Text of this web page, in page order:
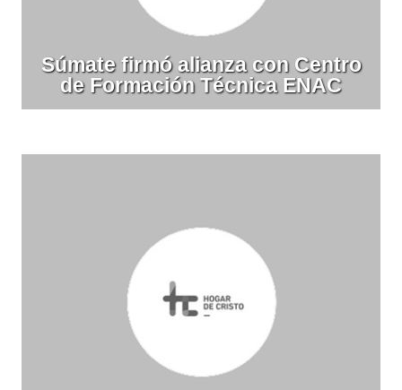
Súmate firmó alianza con Centro
de Formación Técnica ENAC